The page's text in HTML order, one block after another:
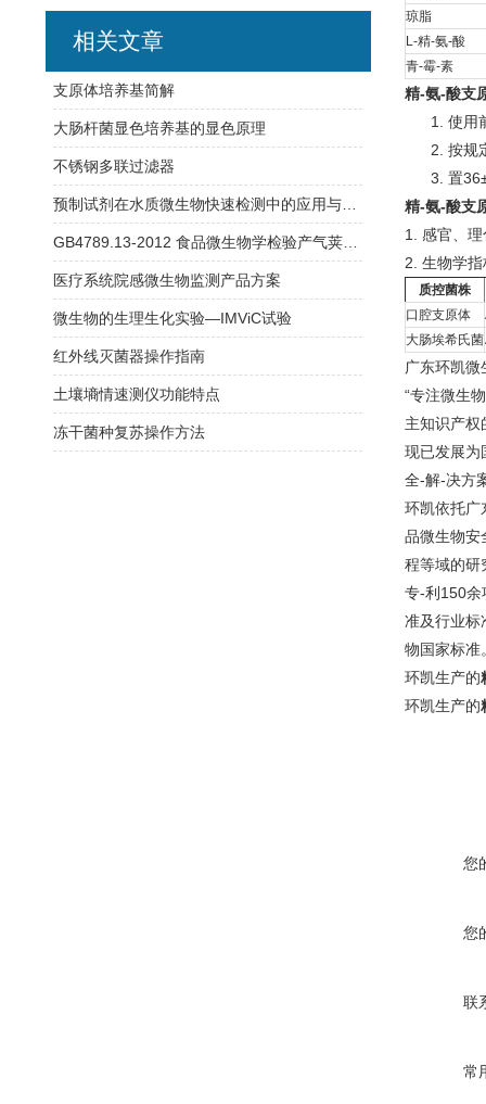
琼脂
L-精-氨-酸
青-霉-素
精-氨-酸支
1. 使用前
2. 按规定
3. 置
精-氨-酸支
1. 感官、
2. 生物学指
质控菌株
口腔支原体
大肠埃希氏菌
广东环凯
“专注微生
主知识产权
现已发展为
全-解-决方
环凯依托广
品微生物安
程等域的研
专-利150余
准及行业标
物国家标准
环凯生产的
环凯生产的
您
您
联
常
相关文章
支原体培养基简解
大肠杆菌显色培养基的显色原理
不锈钢多联过滤器
医疗系统院感微生物监测产品方案
微生物的生理生化实验—IMViC试验
红外线灭菌器操作指南
土壤墒情速测仪功能特点
冻干菌种复苏操作方法